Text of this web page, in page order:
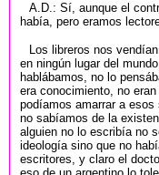
A.D.: Sí, aunque el
había, pero eramos
Los libreros nos
en ningún lugar del
hablábamos, no lo
era conocimiento, no
podíamos amarrar a
no sabíamos de la
alguien no lo escribía no
ideología sino que no
escritores, y claro el